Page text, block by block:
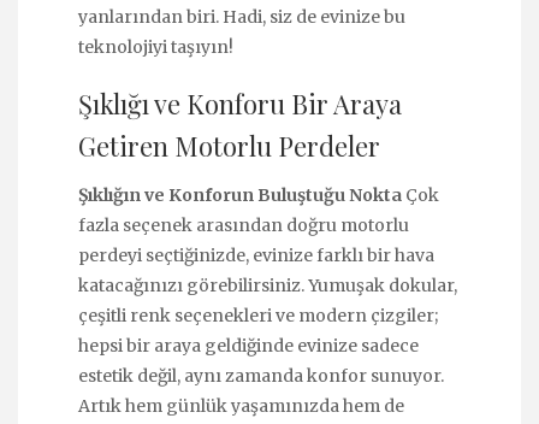
yanlarından biri. Hadi, siz de evinize bu
teknolojiyi taşıyın!
Şıklığı ve Konforu Bir Araya
Getiren Motorlu Perdeler
Şıklığın ve Konforun Buluştuğu Nokta Çok
fazla seçenek arasından doğru motorlu
perdeyi seçtiğinizde, evinize farklı bir hava
katacağınızı görebilirsiniz. Yumuşak dokular,
çeşitli renk seçenekleri ve modern çizgiler;
hepsi bir araya geldiğinde evinize sadece
estetik değil, aynı zamanda konfor sunuyor.
Artık hem günlük yaşamınızda hem de